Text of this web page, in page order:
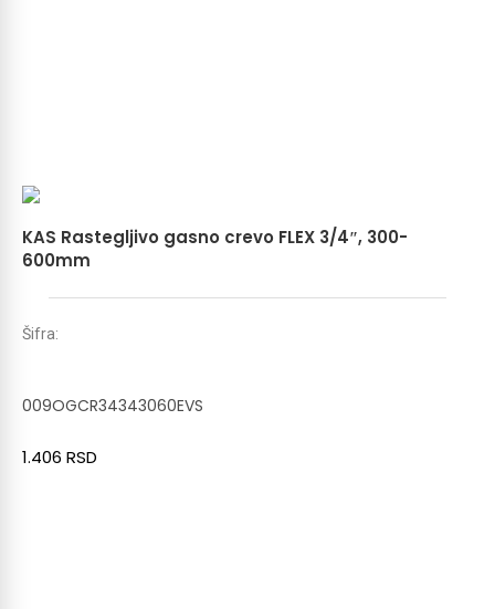
KAS Rastegljivo gasno crevo FLEX 3/4″, 300-
600mm
Šifra:
009OGCR34343060EVS
1.406 RSD